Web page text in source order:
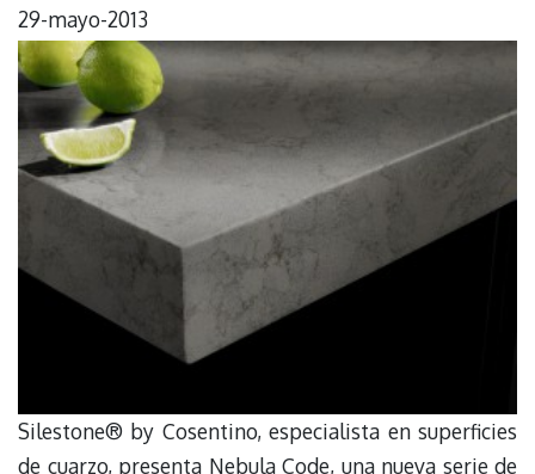
29-mayo-2013
Silestone® by Cosentino, especialista en superficies
de cuarzo, presenta Nebula Code, una nueva serie de